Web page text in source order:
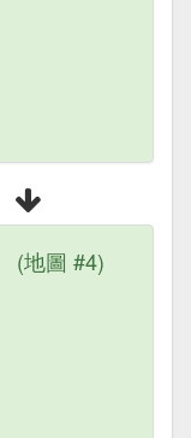
(地圖 #4)